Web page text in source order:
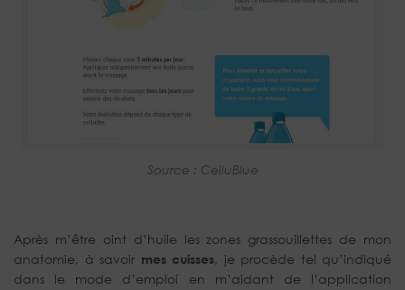
Source : CelluBlue
Après m’être oint d’huile les zones grassouillettes de mon
anatomie, à savoir mes cuisses, je procède tel qu’indiqué
dans le mode d’emploi en m’aidant de l’application